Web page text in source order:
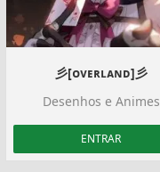
彡[ᴏᴠᴇʀʟᴀɴᴅ]彡
Desenhos e Animes
ENTRAR